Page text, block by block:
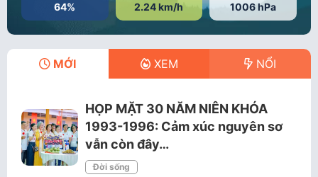
64%
2.24 km/h
1006 hPa
MỚI XEM NỔI
HỌP MẶT 30 NĂM NIÊN KHÓA
1993-1996: Cảm xúc nguyên sơ
vẫn còn đây…
Đời sống